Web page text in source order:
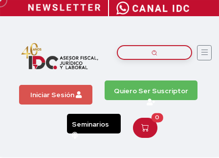
Iniciar Sesión Quiero Ser Suscriptor
Seminarios
0